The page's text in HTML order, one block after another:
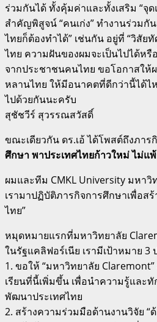
ร่วมกันได้ ทั้งคุ้มค่าและทั้งเสริม “จุ
สำคัญพิสูจน์ “คนเก่ง” ทำงานร่วมกั
ไทยก็ต้องทำได้” เช่นกัน อยู่ที่ “วิสัย
ไทย ความฝันของผมจะเป็นไปได้ห
จากประชาชนคนไทย ขอโอกาสให้
หลานไทย ให้มีอนาคตที่ดีกว่านี้ได้ไ
ไปด้วยกันนะครับ
สุชัชวีร์ สุวรรณสวัสดิ์
ขณะเดียวกัน ดร.เอ้ ได้โพสต์ถึงภาร
ศึกษา พาประเทศไทยก้าวใหม่ ไม่แ
ผมและทีม CMKL University มหาวิ
เรามาปฏิบัติภารกิจการศึกษาเพื่อส
ไทย”
หมุดหมายแรกที่มหาวิทยาลัย
ในรัฐแคลิฟอร์เนีย เรามีเป้าหมาย 3
1. ขอให้ “มหาวิทยาลัย
เรียนที่นี้เพิ่มขึ้น เพื่อนําความรู้และ
พัฒนาประเทศไทย
2. สร้างความร่วมมือด้านงานวิจัย